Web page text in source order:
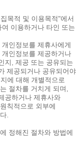
목적 및 이용목적"에서
이용하거나 타인 또는
인정보를 제휴사에게
인정보를 제공하거나
지, 제공 또는 공유되는
제공되거나 공유되어야
에 대해 개별적으로
절차를 거치게 되며,
공하거나 제휴사와
칙적으로 외부에
.
정해진 절차와 방법에